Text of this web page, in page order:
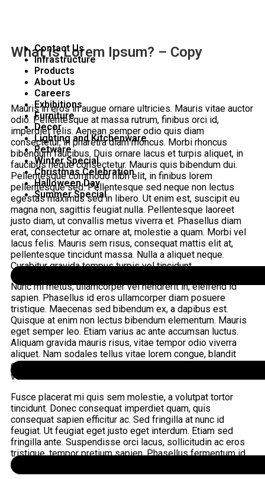
Contact Us
Infrastructure
Products
About Us
Careers
Exhibitions
Furniture
Decor
Lighting and Kitchenware
Petware
Winter Special
Christmas Celebration
Halloween Day
Summer Special
What is Lorem Ipsum? – Copy
Mauris in eros in augue ornare ultricies. Mauris vitae auctor
odio. Pellentesque at massa rutrum, finibus orci id,
imperdiet felis. Aenean semper odio quis diam
consectetur, in pharetra diam rhoncus. Morbi rhoncus
bibendum faucibus. Duis ornare lacus et turpis aliquet, in
faucibus neque consectetur. Mauris quis bibendum dui.
Pellentesque commodo nibh elit, in finibus lorem
pellentesque sed. Pellentesque sed neque non lectus
egestas maximus sed in libero. Ut enim est, suscipit eu
magna non, sagittis feugiat nulla. Pellentesque laoreet
justo diam, ut convallis metus viverra et. Phasellus diam
erat, consectetur ac ornare at, molestie a quam. Morbi vel
lacus felis. Mauris sem risus, consequat mattis elit at,
pellentesque tincidunt massa. Nulla a aliquet neque.
Curabitur gravida tempus turpis vel tincidunt.
Nunc mi metus, ullamcorper vel hendrerit in, eleifend id
sapien. Phasellus id eros ullamcorper diam posuere
tristique. Maecenas sed bibendum ex, a dapibus est.
Quisque at enim non lectus bibendum elementum. Mauris
eget semper leo. Etiam varius ac ante accumsan luctus.
Aliquam gravida mauris risus, vitae tempor odio viverra
aliquet. Nam sodales tellus vitae lorem congue, blandit
egestas tellus pharetra. Aliquam sed fringilla eros. Aenean
vel mi in est varius iaculis.
Fusce placerat mi quis sem molestie, a volutpat tortor
tincidunt. Donec consequat imperdiet quam, quis
consequat sapien efficitur ac. Sed fringilla at nunc id
feugiat. Ut feugiat eget justo eget interdum. Etiam sed
fringilla ante. Suspendisse orci lacus, sollicitudin ac eros
tristique, tempor pretium sapien. Phasellus fermentum id
nibh vitae semper.